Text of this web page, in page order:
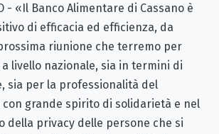
- «Il Banco Alimentare di Cassano è
di efficacia ed efficienza, da
riunione che terremo per
livello nazionale, sia in termini di
sia per la professionalità del
con grande spirito di solidarietà e nel
della privacy delle persone che si